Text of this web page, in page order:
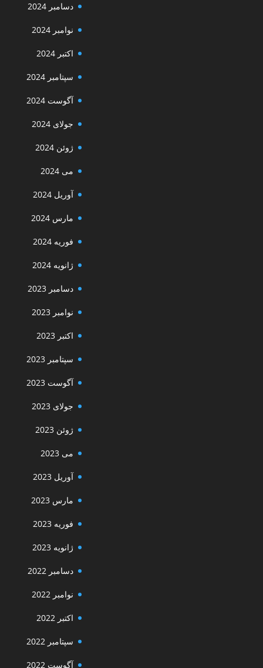
دسامبر 2024
نوامبر 2024
اکتبر 2024
سپتامبر 2024
آگوست 2024
جولای 2024
ژوئن 2024
می 2024
آوریل 2024
مارس 2024
فوریه 2024
ژانویه 2024
دسامبر 2023
نوامبر 2023
اکتبر 2023
سپتامبر 2023
آگوست 2023
جولای 2023
ژوئن 2023
می 2023
آوریل 2023
مارس 2023
فوریه 2023
ژانویه 2023
دسامبر 2022
نوامبر 2022
اکتبر 2022
سپتامبر 2022
آگوست 2022